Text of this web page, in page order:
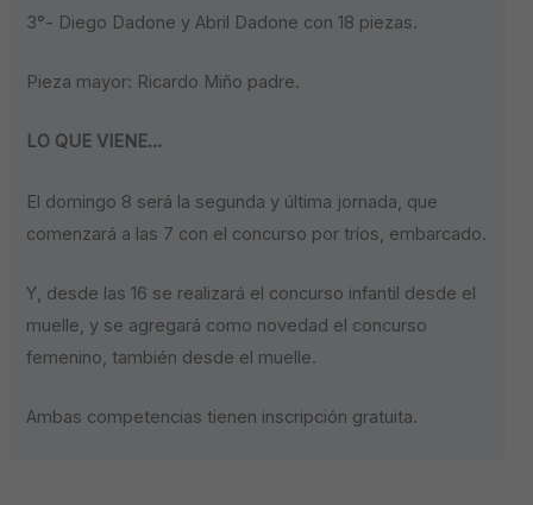
3°- Diego Dadone y Abril Dadone con 18 piezas.
Pieza mayor: Ricardo Miño padre.
LO QUE VIENE…
El domingo 8 será la segunda y última jornada, que
comenzará a las 7 con el concurso por tríos, embarcado.
Y, desde las 16 se realizará el concurso infantil desde el
muelle, y se agregará como novedad el concurso
femenino, también desde el muelle.
Ambas competencias tienen inscripción gratuita.